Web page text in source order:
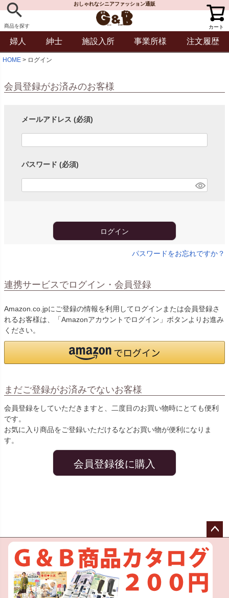
商品を探す
おしゃれなシニアファッション通販
カート
婦人 紳士 施設入所 事業所様 注文履歴
HOME ログイン
会員登録がお済みのお客様
メールアドレス (必須)
パスワード (必須)
ログイン
パスワードをお忘れですか？
連携サービスでログイン・会員登録
Amazon.co.jpにご登録の情報を利用してログインまたは会員登録さ
れるお客様は、「Amazonアカウントでログイン」ボタンよりお進み
ください。
まだご登録がお済みでないお客様
会員登録をしていただきますと、二度目のお買い物時にとても便利
です。
お気に入り商品をご登録いただけるなどお買い物が便利になりま
す。
会員登録後に購入
ペー
へ